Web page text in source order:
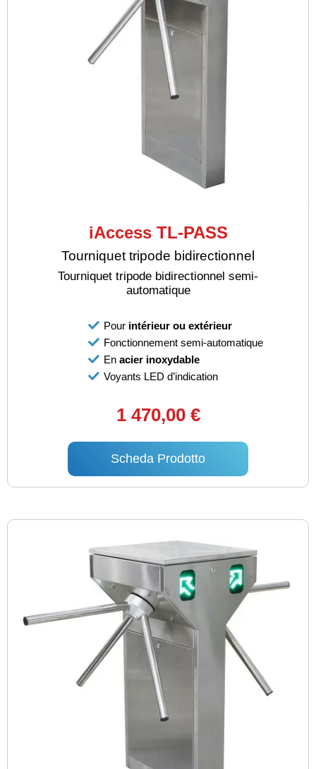
iAccess TL-PASS
Tourniquet tripode bidirectionnel
Tourniquet tripode bidirectionnel semi-
automatique
Pour intérieur ou extérieur
Fonctionnement semi-automatique
En acier inoxydable
Voyants LED d’indication
1 470,00 €
Scheda Prodotto